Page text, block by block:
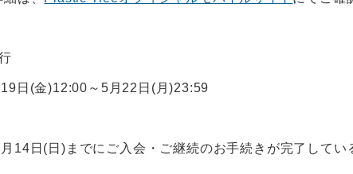
日(金)12:00～5月22日(月)23:59
14日(日)までにご入会・ご継続のお手続きが完了してい